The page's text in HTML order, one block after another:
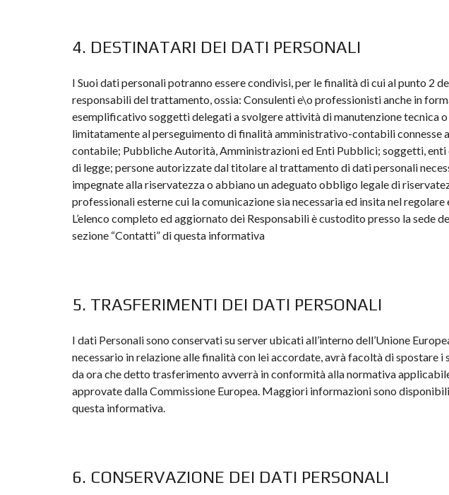
4. DESTINATARI DEI DATI PERSONALI
I Suoi dati personali potranno essere condivisi, per le finalità di cui al punto 2
responsabili del trattamento, ossia: Consulenti e\o professionisti anche in
esemplificativo soggetti delegati a svolgere attività di manutenzione
limitatamente al perseguimento di finalità amministrativo-contabili
contabile; Pubbliche Autorità, Amministrazioni ed Enti Pubblici; soggetti,
di legge; persone autorizzate dal titolare al trattamento di dati personali
impegnate alla riservatezza o abbiano un adeguato obbligo legale di
professionali esterne cui la comunicazione sia necessaria ed insita nel
L’elenco completo ed aggiornato dei Responsabili è custodito presso la sede
sezione “Contatti” di questa informativa
5. TRASFERIMENTI DEI DATI PERSONALI
I dati Personali sono conservati su server ubicati all’interno dell’Unione
necessario in relazione alle finalità con lei accordate, avrà facoltà di spostare
da ora che detto trasferimento avverrà in conformità alla normativa
approvate dalla Commissione Europea. Maggiori informazioni sono
questa informativa.
6. CONSERVAZIONE DEI DATI PERSONALI